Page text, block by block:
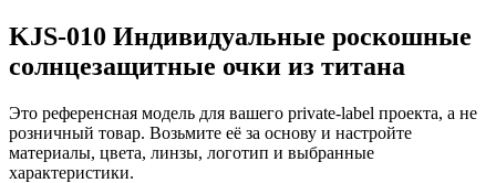
KJS-010 Индивидуальные роскошные
солнцезащитные очки из титана
Это референсная модель для вашего private-label проекта, а не
розничный товар. Возьмите её за основу и настройте
материалы, цвета, линзы, логотип и выбранные
характеристики.